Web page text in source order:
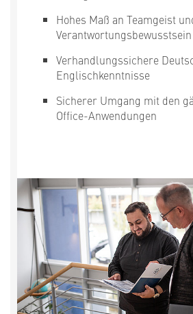
Hohes Maß an Teamgeist
Verantwortungsbewusstsein
Verhandlungssichere
Englischkenntnisse
Sicherer Umgang mit den
Office-Anwendungen